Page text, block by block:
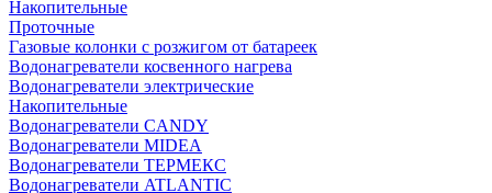
Накопительные
Проточные
Газовые колонки с розжигом от батареек
Водонагреватели косвенного нагрева
Водонагреватели электрические
Накопительные
Водонагреватели CANDY
Водонагреватели MIDEA
Водонагреватели ТЕРМЕКС
Водонагреватели ATLANTIC